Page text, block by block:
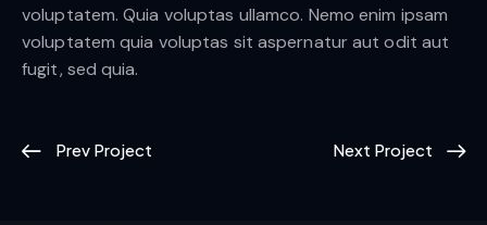
voluptatem. Quia voluptas ullamco. Nemo enim ipsam
voluptatem quia voluptas sit aspernatur aut odit aut
fugit, sed quia.
Prev Project Next Project